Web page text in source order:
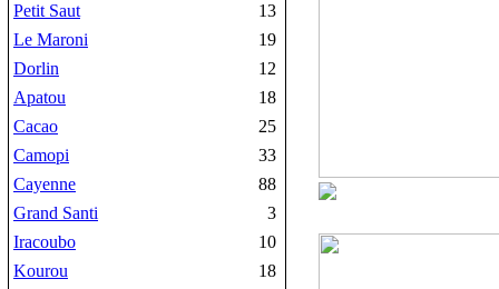
Petit Saut
13
Le Maroni
19
Dorlin
12
Apatou
18
Cacao
25
Camopi
33
Cayenne
88
Grand Santi
3
Iracoubo
10
Kourou
18